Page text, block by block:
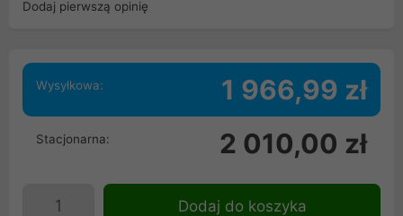
Dodaj pierwszą opinię
Wysyłkowa: 1 966,99 zł
Stacjonarna: 2 010,00 zł
Dodaj do koszyka